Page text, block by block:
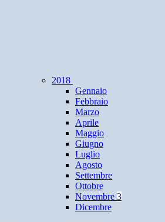
2018
Gennaio
Febbraio
Marzo
Aprile
Maggio
Giugno
Luglio
Agosto
Settembre
Ottobre
Novembre 3
Dicembre